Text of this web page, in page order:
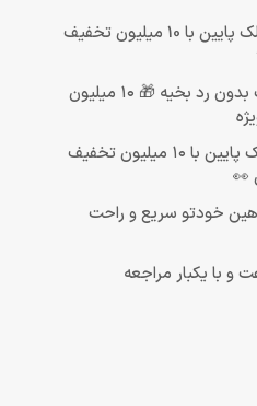
جراحی زیبایی پلک پایین با 10 میلیون تخفیف
عمل زیبایی پلک بدون رد بخیه 🎁 ۱۰ میلیون
بلفاروپلاستی پلک پایین با ۱۰ میلیون تخفیف
خودتو سریع و راحت
و با یکبار مراجعه